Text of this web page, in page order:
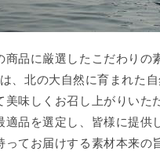
商品に厳選したこだわりの
、北の大自然に育まれた
美味しくお召し上がりいた
適品を選定し、皆様に提供
ってお届けする素材本来の